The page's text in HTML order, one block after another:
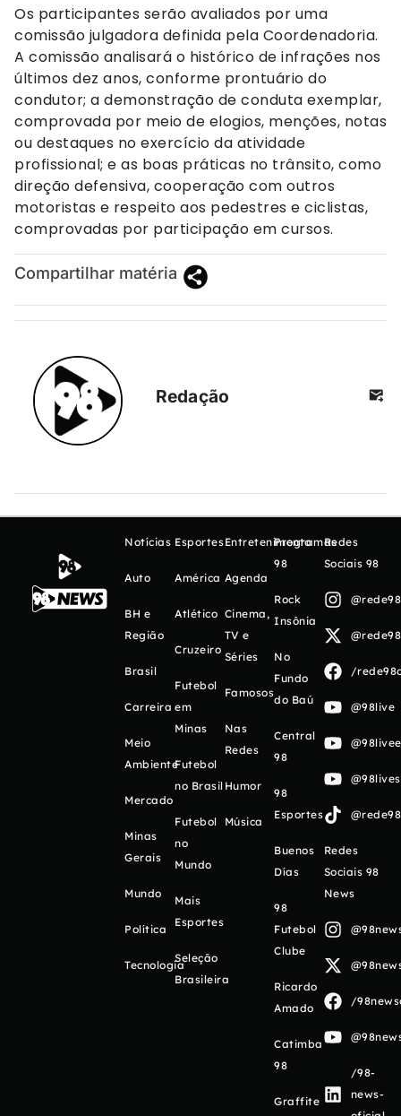
Os participantes serão avaliados por uma
comissão julgadora definida pela Coordenadoria.
A comissão analisará o histórico de infrações nos
últimos dez anos, conforme prontuário do
condutor; a demonstração de conduta exemplar,
comprovada por meio de elogios, menções, notas
ou destaques no exercício da atividade
profissional; e as boas práticas no trânsito, como
direção defensiva, cooperação com outros
motoristas e respeito aos pedestres e ciclistas,
comprovadas por participação em cursos.
Compartilhar matéria
Redação
Notícias
Auto
BH e
Região
Brasil
Carreira
Meio
Ambiente
Mercado
Minas
Gerais
Mundo
Política
Tecnologia
Esportes
América
Atlético
Cruzeiro
Futebol
em
Minas
Futebol
no Brasil
Futebol
no
Mundo
Mais
Esportes
Seleção
Brasileira
Entretenimento
Agenda
Cinema,
TV e
Séries
Famosos
Nas
Redes
Humor
Música
Programas
98
Rock
Insônia
No
Fundo
do Baú
Central
98
98
Esportes
Buenos
Días
98
Futebol
Clube
Ricardo
Amado
Catimba
98
Graffite
Redes
Sociais 98
/
@98live
Redes
Sociais 98
News
/
/98-
news-